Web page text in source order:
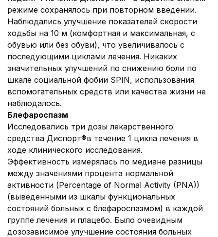
режиме сохранялось при повторном введении.
Наблюдались улучшение показателей скорости
ходьбы на 10 м (комфортная и максимальная, с
обувью или без обуви), что увеличивалось с
последующими циклами лечения. Никаких
значительных улучшений по снижению боли по
шкале социальной фобии SPIN, использования
вспомогательных средств или качества жизни не
наблюдалось.
Блефароспазм
Исследовались три дозы лекарственного
средства Диспорт®в течение 1 цикла лечения в
ходе клинического исследования.
Эффективность измерялась по медиане разницы
между значениями процента нормальной
активности (Percentage of Normal Activity (PNA))
(выведенными из шкалы функциональных
состояний больных с блефароспазмом) в каждой
группе лечения и плацебо. Было очевидным
дозозависимое улучшение состояния больных